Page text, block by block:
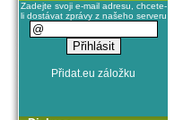
Zadejte svoji e-mail adresu, chcete-
li dostávat zprávy z našeho serveru